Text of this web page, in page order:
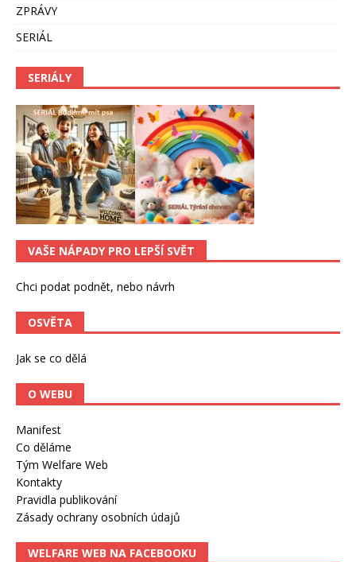
ZPRÁVY
SERIÁL
SERIÁLY
VAŠE NÁPADY PRO LEPŠÍ SVĚT
Chci podat podnět, nebo návrh
OSVĚTA
Jak se co dělá
O WEBU
Manifest
Co děláme
Tým Welfare Web
Kontakty
Pravidla publikování
Zásady ochrany osobních údajů
WELFARE WEB NA FACEBOOKU